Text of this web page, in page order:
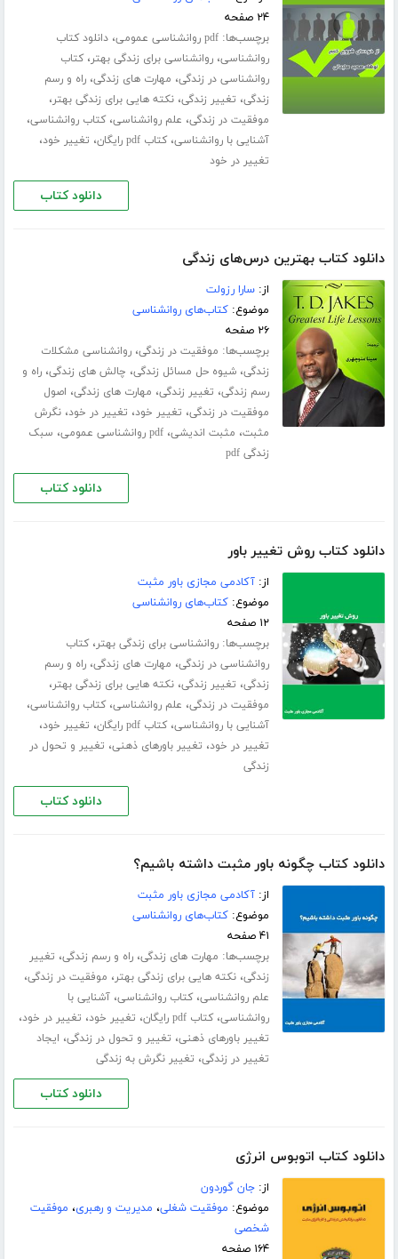
۲۴ صفحه
برچسب‌ها:pdf روانشناسی عمومی ،دانلود کتاب
روانشناسی،روانشناسی برای زندگی بهتر،کتاب
روانشناسی در زندگی، مهارت های زندگی،راه و رسم
زندگی، تغییر زندگی،نکته هایی برای زندگی بهتر،
موفقیت در زندگی، علم روانشناسی،کتاب روانشناسی،
آشنایی با روانشناسی،کتاب pdf رایگان ، تغییر خود،
تغییر در خود
دانلود کتاب
دانلود کتاب بهترین درس‌های زندگی
از:سارا رزولت
موضوع:کتاب‌های روانشناسی
۲۶ صفحه
برچسب‌ها: موفقیت در زندگی،روانشناسی مشکلات
زندگی،شیوه حل مسائل زندگی، چالش های زندگی،راه و
رسم زندگی، تغییر زندگی، مهارت های زندگی، اصول
موفقیت در زندگی، تغییر خود، تغییر در خود،نگرش
مثبت، مثبت اندیشی،pdf روانشناسی عمومی ، سبک
زندگی pdf
دانلود کتاب
دانلود کتاب روش تغییر باور
از:آکادمی مجازی باور مثبت
موضوع:کتاب‌های روانشناسی
۱۲ صفحه
برچسب‌ها:روانشناسی برای زندگی بهتر،کتاب
روانشناسی در زندگی، مهارت های زندگی،راه و رسم
زندگی، تغییر زندگی،نکته هایی برای زندگی بهتر،
موفقیت در زندگی، علم روانشناسی،کتاب روانشناسی،
آشنایی با روانشناسی،کتاب pdf رایگان ، تغییر خود،
تغییر در خود، تغییر باورهای ذهنی، تغییر و تحول در
زندگی
دانلود کتاب
دانلود کتاب چگونه باور مثبت داشته باشیم؟
از:آکادمی مجازی باور مثبت
موضوع:کتاب‌های روانشناسی
۴۱ صفحه
برچسب‌ها: مهارت های زندگی،راه و رسم زندگی، تغییر
زندگی،نکته هایی برای زندگی بهتر، موفقیت در زندگی،
علم روانشناسی،کتاب روانشناسی،آشنایی با
روانشناسی،کتاب pdf رایگان ، تغییر خود، تغییر در خود،
تغییر باورهای ذهنی، تغییر و تحول در زندگی، ایجاد
تغییر در زندگی، تغییر نگرش به زندگی
دانلود کتاب
دانلود کتاب اتوبوس انرژی
از:جان گوردون
موضوع: موفقیت شغلی، مدیریت و رهبری، موفقیت
شخصی
۱۶۴ صفحه